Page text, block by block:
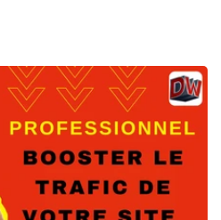
🎯 Pourquoi
et orientée ROI
pour artisans, entreprises
de contenu **👉 Prêt à
vos concurrents ? **
et je vous propose une
mesure, adaptée à votre
visibles dès les premières
votre croissance